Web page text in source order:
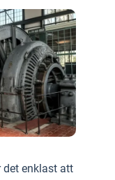
det enklast att